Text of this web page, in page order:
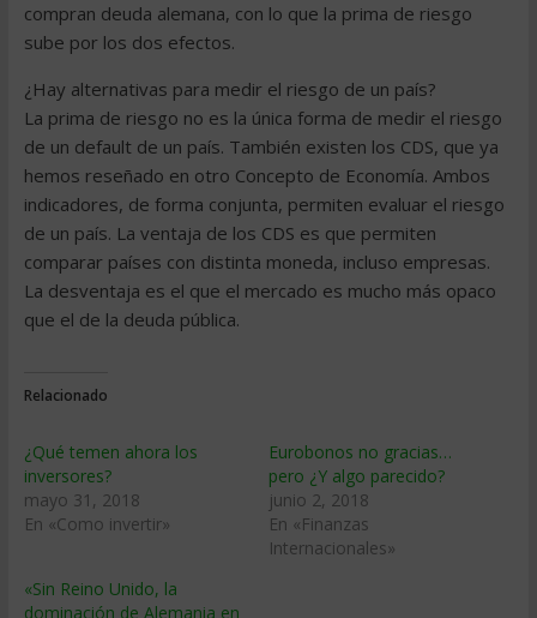
compran deuda alemana, con lo que la prima de riesgo
sube por los dos efectos.
¿Hay alternativas para medir el riesgo de un país?
La prima de riesgo no es la única forma de medir el riesgo
de un default de un país. También existen los CDS, que ya
hemos reseñado en otro Concepto de Economía. Ambos
indicadores, de forma conjunta, permiten evaluar el riesgo
de un país. La ventaja de los CDS es que permiten
comparar países con distinta moneda, incluso empresas.
La desventaja es el que el mercado es mucho más opaco
que el de la deuda pública.
Relacionado
¿Qué temen ahora los
inversores?
mayo 31, 2018
En «Como invertir»
Eurobonos no gracias…
pero ¿Y algo parecido?
junio 2, 2018
En «Finanzas
Internacionales»
«Sin Reino Unido, la
dominación de Alemania en